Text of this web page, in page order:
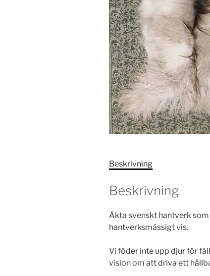
Beskrivning
Beskrivning
Äkta svenskt hantverk
hantverksmässigt vis.
Vi föder inte upp djur för
vision om att driva ett